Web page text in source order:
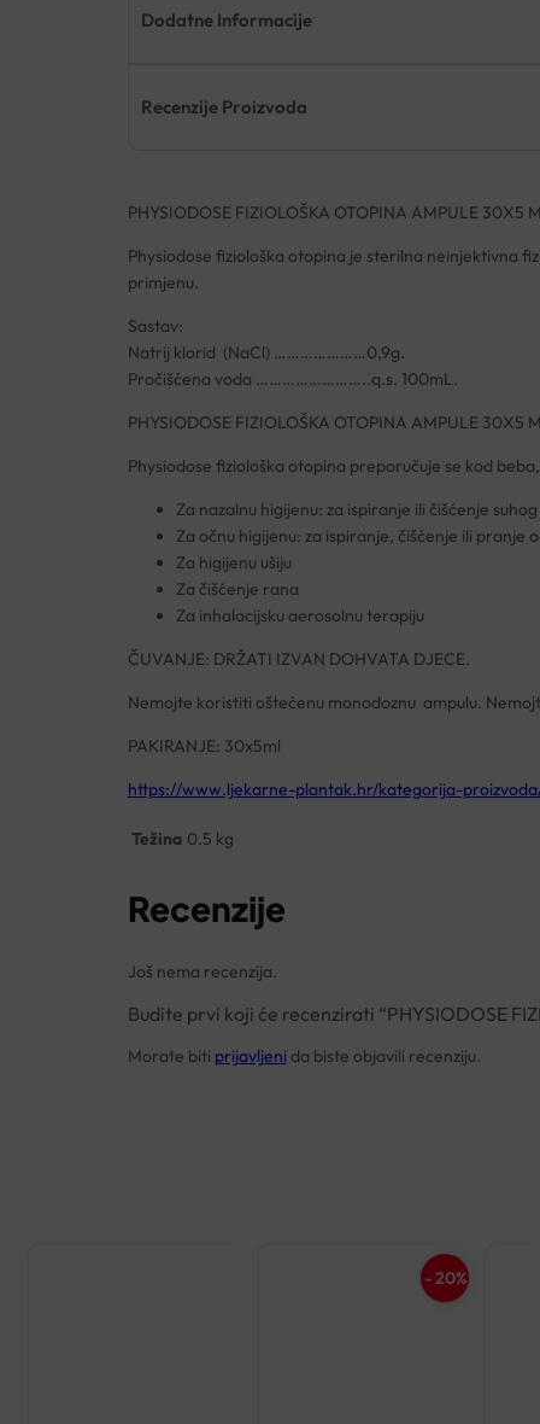
Dodatne Informacije
Recenzije Proizvoda
PHYSIODOSE FIZIOLOŠKA OTOPINA AMPULE 30X5
Physiodose fiziološka otopina je sterilna neinjektivna
primjenu.
Sastav:
Natrij klorid (NaCl) …………………0,9g.
Pročišćena voda ……………………..q.s. 100mL.
PHYSIODOSE FIZIOLOŠKA OTOPINA AMPULE 30X5
Physiodose fiziološka otopina preporučuje se kod
Za nazalnu higijenu: za ispiranje ili čišćenje
Za očnu higijenu: za ispiranje, čišćenje ili pranje
Za higijenu ušiju
Za čišćenje rana
Za inhalacijsku aerosolnu terapiju
ČUVANJE: DRŽATI IZVAN DOHVATA DJECE.
Nemojte koristiti oštećenu monodoznu ampulu.
PAKIRANJE: 30x5ml
https://www.ljekarne-plantak.hr/kategorija-
Težina 0.5 kg
Recenzije
Još nema recenzija.
Budite prvi koji će recenzirati “PHYSIODOSE
Morate biti prijavljeni da biste objavili recenziju.
- 20%